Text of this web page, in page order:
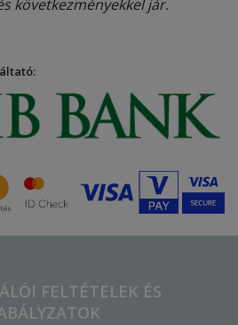
következményekkel jár.
FELTÉTELEK ÉS